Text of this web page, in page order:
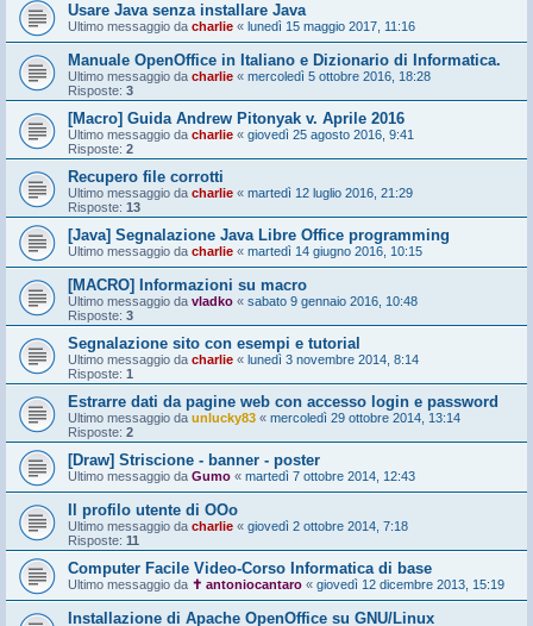
Usare Java senza installare Java
Ultimo messaggio da charlie « lunedì 15 maggio 2017, 11:16
Manuale OpenOffice in Italiano e Dizionario di Informatica.
Ultimo messaggio da charlie « mercoledì 5 ottobre 2016, 18:28
Risposte: 3
[Macro] Guida Andrew Pitonyak v. Aprile 2016
Ultimo messaggio da charlie « giovedì 25 agosto 2016, 9:41
Risposte: 2
Recupero file corrotti
Ultimo messaggio da charlie « martedì 12 luglio 2016, 21:29
Risposte: 13
[Java] Segnalazione Java Libre Office programming
Ultimo messaggio da charlie « martedì 14 giugno 2016, 10:15
[MACRO] Informazioni su macro
Ultimo messaggio da vladko « sabato 9 gennaio 2016, 10:48
Risposte: 3
Segnalazione sito con esempi e tutorial
Ultimo messaggio da charlie « lunedì 3 novembre 2014, 8:14
Risposte: 1
Estrarre dati da pagine web con accesso login e password
Ultimo messaggio da unlucky83 « mercoledì 29 ottobre 2014, 13:14
Risposte: 2
[Draw] Striscione - banner - poster
Ultimo messaggio da Gumo « martedì 7 ottobre 2014, 12:43
Il profilo utente di OOo
Ultimo messaggio da charlie « giovedì 2 ottobre 2014, 7:18
Risposte: 11
Computer Facile Video-Corso Informatica di base
Ultimo messaggio da ✝ antoniocantaro « giovedì 12 dicembre 2013, 15:19
Installazione di Apache OpenOffice su GNU/Linux